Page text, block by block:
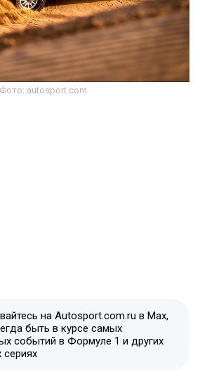
Фото: autosport.com
на Autosport.com.ru в Max,
быть в курсе самых
событий в Формуле 1 и других
сериях